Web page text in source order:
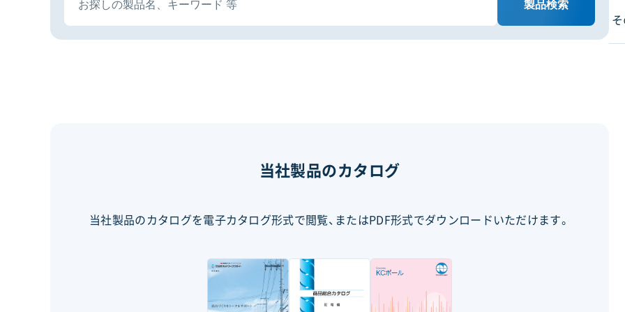
製品検索
当社製品のカタログ
当社製品のカタログを電子カタログ形式で閲覧、またはPDF形式でダウンロードいただけます。